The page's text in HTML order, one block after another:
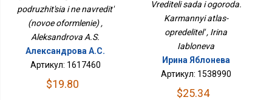
podruzhit'sia i ne navredit'
(novoe oformlenie) ,
Aleksandrova A.S.
Александрова А.С.
Артикул: 1617460
$19.80
Vrediteli sada i ogoroda.
Karmannyi atlas-
opredelitel' , Irina
Iabloneva
Ирина Яблонева
Артикул: 1538990
$25.34